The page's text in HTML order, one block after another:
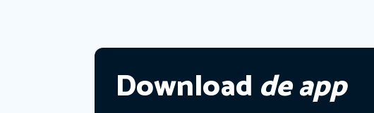
Download de app